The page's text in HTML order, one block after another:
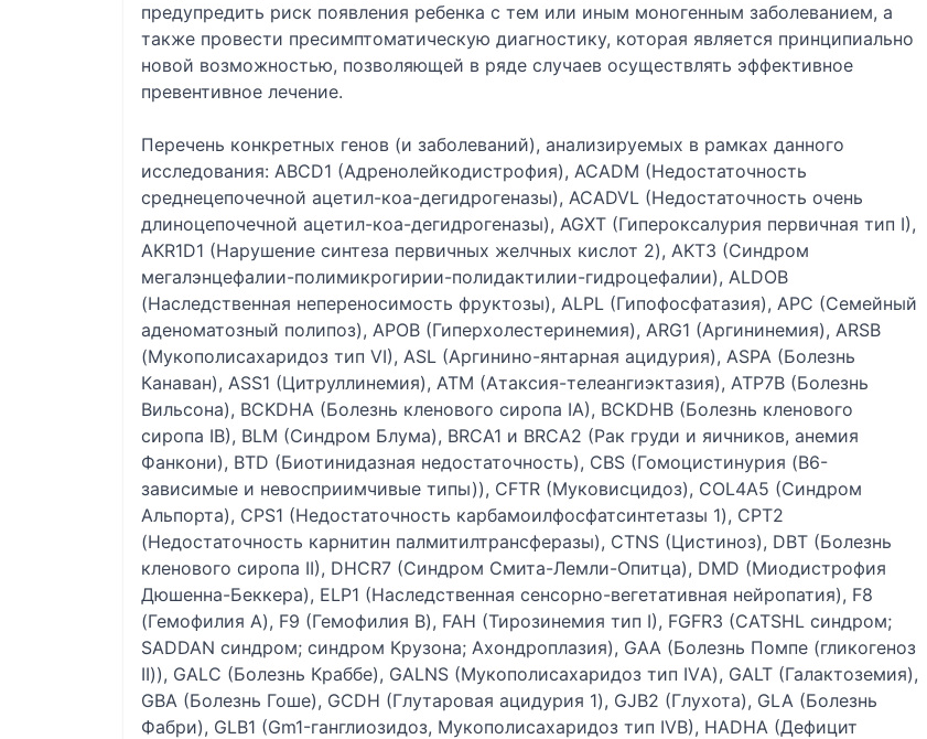
предупредить риск появления ребенка с тем или иным моногенным заболеванием, а
также провести пресимптоматическую диагностику, которая является принципиально
новой возможностью, позволяющей в ряде случаев осуществлять эффективное
превентивное лечение.
Перечень конкретных генов (и заболеваний), анализируемых в рамках данного
исследования: ABCD1 (Адренолейкодистрофия), ACADM (Недостаточность
среднецепочечной ацетил-коа-дегидрогеназы), ACADVL (Недостаточность очень
длиноцепочечной ацетил-коа-дегидрогеназы), AGXT (Гипероксалурия первичная тип I),
AKR1D1 (Нарушение синтеза первичных желчных кислот 2), AKT3 (Синдром
мегалэнцефалии-полимикрогирии-полидактилии-гидроцефалии), ALDOB
(Наследственная непереносимость фруктозы), ALPL (Гипофосфатазия), APC (Семейный
аденоматозный полипоз), APOB (Гиперхолестеринемия), ARG1 (Аргининемия), ARSB
(Мукополисахаридоз тип VI), ASL (Аргинино-янтарная ацидурия), ASPA (Болезнь
Канаван), ASS1 (Цитруллинемия), ATM (Атаксия-телеангиэктазия), ATP7B (Болезнь
Вильсона), BCKDHA (Болезнь кленового сиропа IA), BCKDHB (Болезнь кленового
сиропа IB), BLM (Синдром Блума), BRCA1 и BRCA2 (Рак груди и яичников, анемия
Фанкони), BTD (Биотинидазная недостаточность), CBS (Гомоцистинурия (B6-
зависимые и невосприимчивые типы)), CFTR (Муковисцидоз), COL4A5 (Синдром
Альпорта), CPS1 (Недостаточность карбамоилфосфатсинтетазы 1), CPT2
(Недостаточность карнитин палмитилтрансферазы), CTNS (Цистиноз), DBT (Болезнь
кленового сиропа II), DHCR7 (Синдром Смита-Лемли-Опитца), DMD (Миодистрофия
Дюшенна-Беккера), ELP1 (Наследственная сенсорно-вегетативная нейропатия), F8
(Гемофилия А), F9 (Гемофилия В), FAH (Тирозинемия тип I), FGFR3 (CATSHL синдром;
SADDAN синдром; синдром Крузона; Ахондроплазия), GAA (Болезнь Помпе (гликогеноз
II)), GALC (Болезнь Краббе), GALNS (Мукополисахаридоз тип IVА), GALT (Галактоземия),
GBA (Болезнь Гоше), GCDH (Глутаровая ацидурия 1), GJB2 (Глухота), GLA (Болезнь
Фабри), GLB1 (Gm1-ганглиозидоз, Мукополисахаридоз тип IVB), HADHA (Дефицит